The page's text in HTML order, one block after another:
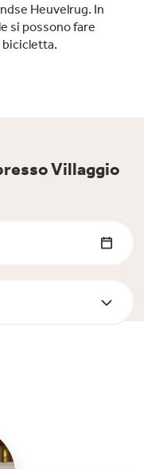
Heuvelrug. In
si possono fare
bicicletta.
Villaggio